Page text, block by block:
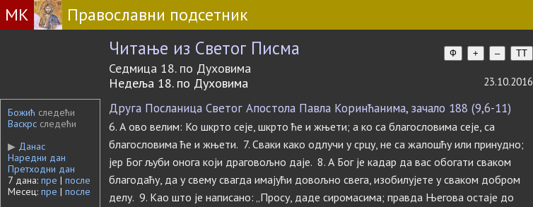
МК Православни подсетник
Читање из Светог Писма Ф + – TT
Седмица 18. по Духовима
Недеља 18. по Духовима
23.10.2016
Божић следећи
Васкрс следећи
▶ Данас
Наредни дан
Претходни дан
7 дана: пре | после
Месец: пре | после
Друга Посланица Светог Апостола Павла Коринћанима, зачало 188 (9,6-11)
6. А ово велим: Ко шкрто сеје, шкрто ће и жњети; а ко са благословима сеје, са
благословима ће и жњети. 7. Сваки како одлучи у срцу, не са жалошћу или принудно;
јер Бог љуби онога који драговољно даје. 8. А Бог је кадар да вас обогати сваком
благодаћу, да у свему свагда имајући довољно свега, изобилујете у сваком добром
делу. 9. Као што је написано: „Просу, даде сиромасима; правда Његова остаје до